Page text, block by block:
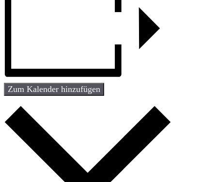
Zum Kalender hinzufügen